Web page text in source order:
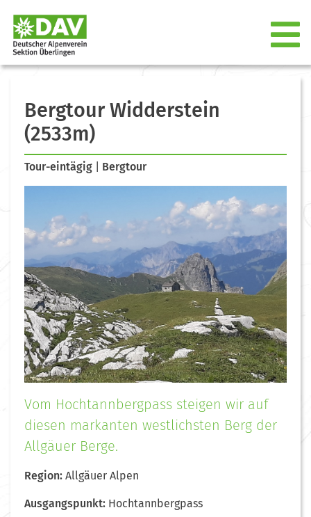
Bergtour Widderstein
(2533m)
Tour-eintägig Bergtour
Vom Hochtannbergpass steigen wir auf
diesen markanten westlichsten Berg der
Allgäuer Berge.
Region: Allgäuer Alpen
Ausgangspunkt: Hochtannbergpass